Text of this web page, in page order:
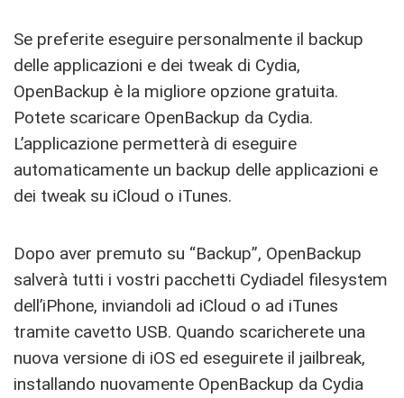
Se preferite eseguire personalmente il backup
delle applicazioni e dei tweak di Cydia,
OpenBackup è la migliore opzione gratuita.
Potete scaricare OpenBackup da Cydia.
L’applicazione permetterà di eseguire
automaticamente un backup delle applicazioni e
dei tweak su iCloud o iTunes.
Dopo aver premuto su “Backup”, OpenBackup
salverà tutti i vostri pacchetti Cydiadel filesystem
dell’iPhone, inviandoli ad iCloud o ad iTunes
tramite cavetto USB. Quando scaricherete una
nuova versione di iOS ed eseguirete il jailbreak,
installando nuovamente OpenBackup da Cydia